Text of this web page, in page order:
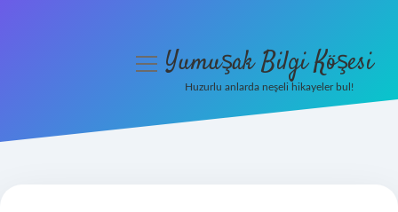
menüyüYumuşak Bilgi Köşesi
Huzurlu anlarda neşeli hikayeler bul!